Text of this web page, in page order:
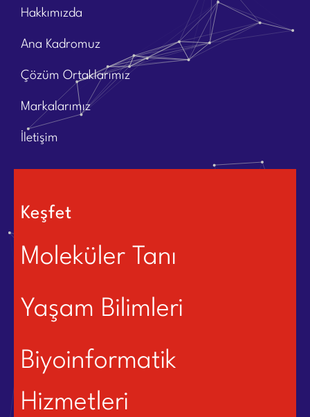
Hakkımızda
Ana Kadromuz
Çözüm Ortaklarımız
Markalarımız
İletişim
Keşfet
Moleküler Tanı
Yaşam Bilimleri
Biyoinformatik
Hizmetleri